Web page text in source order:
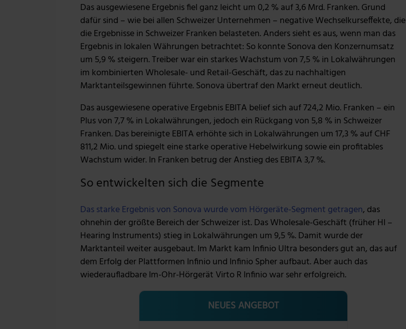
Das ausgewiesene Ergebnis fiel ganz leicht um 0,2 % auf 3,6 Mrd. Franken. Grund
dafür sind – wie bei allen Schweizer Unternehmen – negative Wechselkurseffekte, die
die Ergebnisse in Schweizer Franken belasteten. Anders sieht es aus, wenn man das
Ergebnis in lokalen Währungen betrachtet: So konnte Sonova den Konzernumsatz
um 5,9 % steigern. Treiber war ein starkes Wachstum von 7,5 % in Lokalwährungen
im kombinierten Wholesale- und Retail-Geschäft, das zu nachhaltigen
Marktanteilsgewinnen führte. Sonova übertraf den Markt erneut deutlich.
Das ausgewiesene operative Ergebnis EBITA belief sich auf 724,2 Mio. Franken – ein
Plus von 7,7 % in Lokalwährungen, jedoch ein Rückgang von 5,8 % in Schweizer
Franken. Das bereinigte EBITA erhöhte sich in Lokalwährungen um 17,3 % auf CHF
811,2 Mio. und spiegelt eine starke operative Hebelwirkung sowie ein profitables
Wachstum wider. In Franken betrug der Anstieg des EBITA 3,7 %.
So entwickelten sich die Segmente
Das starke Ergebnis von Sonova wurde vom Hörgeräte-Segment getragen, das
ohnehin der größte Bereich der Schweizer ist. Das Wholesale-Geschäft (früher HI –
Hearing Instruments) stieg in Lokalwährungen um 9,5 %. Damit wurde der
Marktanteil weiter ausgebaut. Im Markt kam Infinio Ultra besonders gut an, das auf
dem Erfolg der Plattformen Infinio und Infinio Spher aufbaut. Aber auch das
wiederaufladbare Im-Ohr-Hörgerät Virto R Infinio war sehr erfolgreich.
NEUES ANGEBOT